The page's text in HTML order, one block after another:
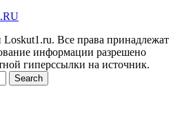
Все права принадлежат
информации разрешено
гиперссылки на источник.
Search